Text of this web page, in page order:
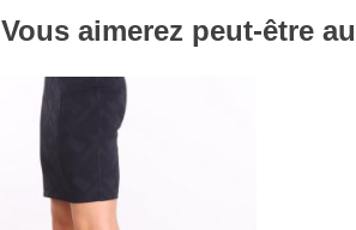
Vous aimerez peut-être